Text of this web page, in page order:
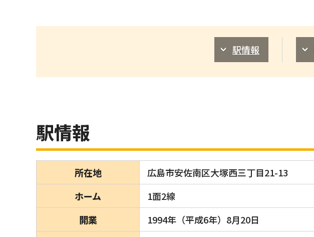
駅情報
駅情報
所在地
広島市安佐南区大塚西三丁目21-13
ホーム
1面2線
開業
1994年（平成6年）8月20日